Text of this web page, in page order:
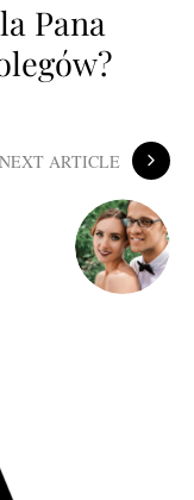
Pana
NEXT ARTICLE